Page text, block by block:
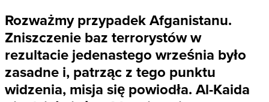
Rozważmy przypadek Afganistanu.
Zniszczenie baz terrorystów w
rezultacie jedenastego września było
zasadne i, patrząc z tego punktu
widzenia, misja się powiodła. Al-Kaida